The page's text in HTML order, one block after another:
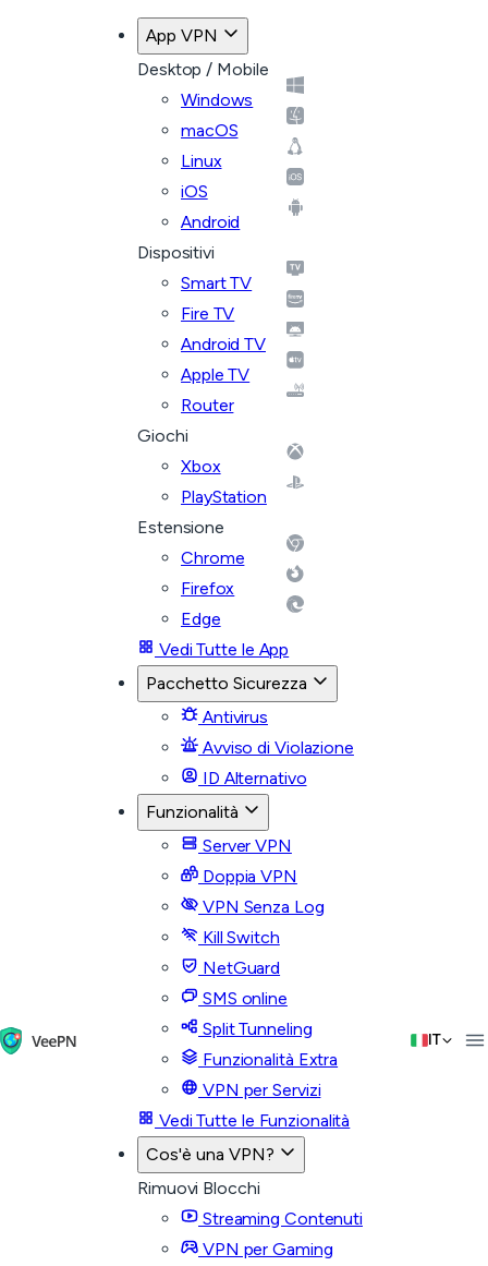
App VPN
Desktop / Mobile
Windows
macOS
Linux
iOS
Android
Dispositivi
Smart TV
Fire TV
Android TV
Apple TV
Router
Giochi
Xbox
PlayStation
Estensione
Chrome
Firefox
Edge
Vedi Tutte le App
Pacchetto Sicurezza
Antivirus
Avviso di Violazione
ID Alternativo
Funzionalità
Server VPN
Doppia VPN
VPN Senza Log
Kill Switch
NetGuard
SMS online
Split Tunneling
Funzionalità Extra
VPN per Servizi
Vedi Tutte le Funzionalità
Cos'è una VPN?
Rimuovi Blocchi
Streaming Contenuti
VPN per Gaming
IT